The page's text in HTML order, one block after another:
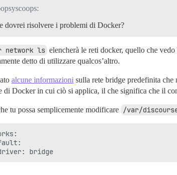
dovrei risolvere i problemi di Docker?
network ls elencherà le reti docker, quello che
detto di utilizzare qualcos’altro.
alcune informazioni sulla rete bridge predefinita che
di Docker in cui ciò si applica, il che significa che il
tu possa semplicemente modificare /var/